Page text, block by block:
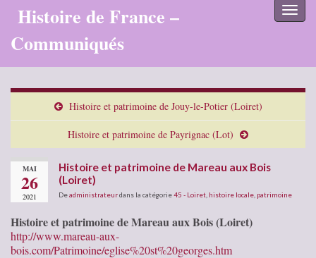
Histoire de France –
Communiqués
Histoire et patrimoine de Jouy-le-Potier (Loiret)
Histoire et patrimoine de Payrignac (Lot)
MAI
26
2021
Histoire et patrimoine de Mareau aux Bois
(Loiret)
Deadministrateurdans la catégorie45 - Loiret histoire locale patrimoine
Histoire et patrimoine de Mareau aux Bois (Loiret)
http://www.mareau-aux-
bois.com/Patrimoine/eglise%20st%20georges.htm